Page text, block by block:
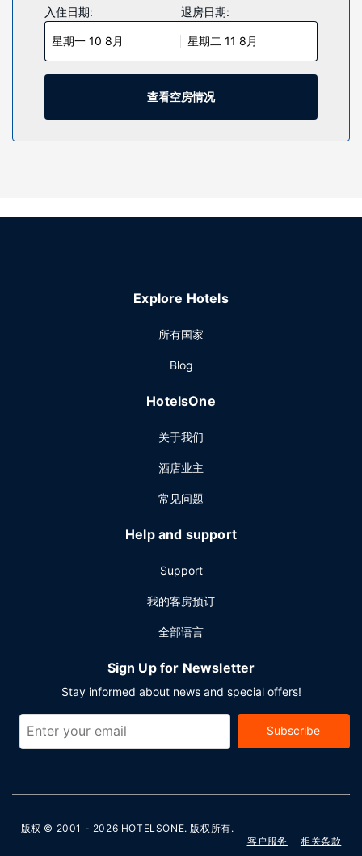
频道可满足您的娱乐需求。浴室提供淋浴/盆浴组合和免费洗浴
用品。便利设施包括书桌，而且每天提供客房服务
物业设施
享受夜总会等度假设施，或者到花园欣赏美景。此酒店的其他
设施包括免费 WiFi和自动售货机。
餐厅
您可以去服务柯提斯乔登汽车旅馆住客的Curtis Garden
入住日期:
星期一 10 8月
退房日期:
星期二 11 8月
查看空房情况
Explore Hotels
所有国家
Blog
HotelsOne
关于我们
酒店业主
常见问题
Help and support
Support
我的客房预订
全部语言
Sign Up for Newsletter
Stay informed about news and special offers!
Subscribe
版权 © 2001 - 2026 HOTELSONE. 版权所有.
客户服务
相关条款